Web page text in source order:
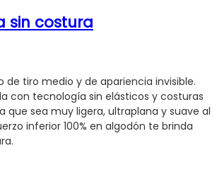
sin costura
de tiro medio y de apariencia invisible.
con tecnología sin elásticos y costuras
que sea muy ligera, ultraplana y suave al
inferior 100% en algodón te brinda